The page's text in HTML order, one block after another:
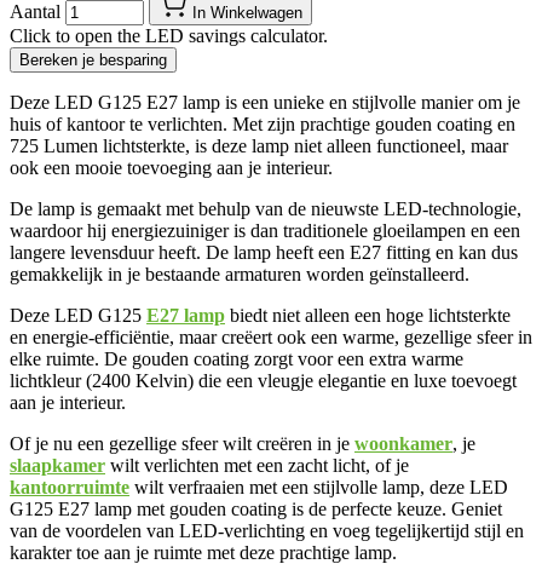
Aantal In Winkelwagen
Click to open the LED savings calculator.
Bereken je besparing
Deze LED G125 E27 lamp is een unieke en stijlvolle manier om je
huis of kantoor te verlichten. Met zijn prachtige gouden coating en
725 Lumen lichtsterkte, is deze lamp niet alleen functioneel, maar
ook een mooie toevoeging aan je interieur.
De lamp is gemaakt met behulp van de nieuwste LED-technologie,
waardoor hij energiezuiniger is dan traditionele gloeilampen en een
langere levensduur heeft. De lamp heeft een E27 fitting en kan dus
gemakkelijk in je bestaande armaturen worden geïnstalleerd.
Deze LED G125 E27 lamp biedt niet alleen een hoge lichtsterkte
en energie-efficiëntie, maar creëert ook een warme, gezellige sfeer in
elke ruimte. De gouden coating zorgt voor een extra warme
lichtkleur (2400 Kelvin) die een vleugje elegantie en luxe toevoegt
aan je interieur.
Of je nu een gezellige sfeer wilt creëren in je woonkamer, je
slaapkamer wilt verlichten met een zacht licht, of je
kantoorruimte wilt verfraaien met een stijlvolle lamp, deze LED
G125 E27 lamp met gouden coating is de perfecte keuze. Geniet
van de voordelen van LED-verlichting en voeg tegelijkertijd stijl en
karakter toe aan je ruimte met deze prachtige lamp.